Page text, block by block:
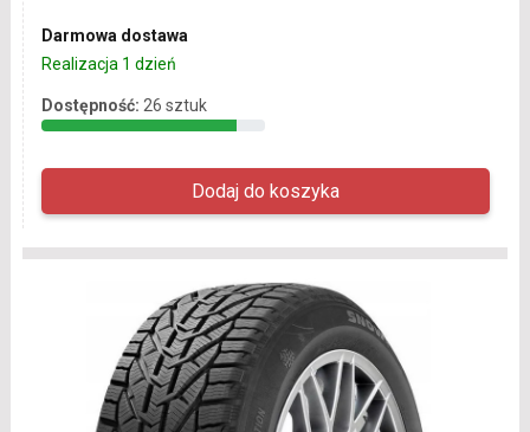
Darmowa dostawa
Realizacja 1 dzień
Dostępność: 26 sztuk